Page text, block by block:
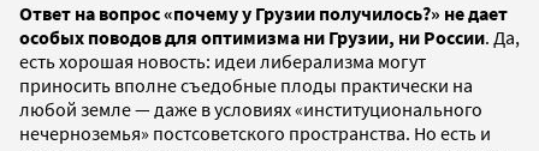
Ответ на вопрос «почему у Грузии получилось?» не дает
особых поводов для оптимизма ни Грузии, ни России. Да,
есть хорошая новость: идеи либерализма могут
приносить вполне съедобные плоды практически на
любой земле — даже в условиях «институционального
нечерноземья» постсоветского пространства. Но есть и